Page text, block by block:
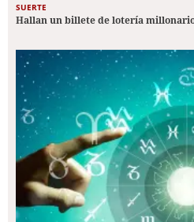
SUERTE
Hallan un billete de lotería